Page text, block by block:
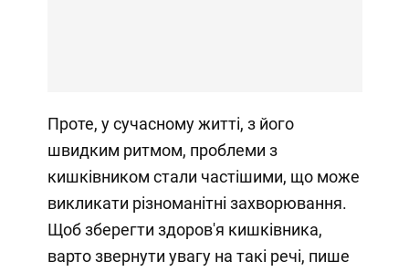
Проте, у сучасному житті, з його
швидким ритмом, проблеми з
кишківником стали частішими, що може
викликати різноманітні захворювання.
Щоб зберегти здоров'я кишківника,
варто звернути увагу на такі речі, пише